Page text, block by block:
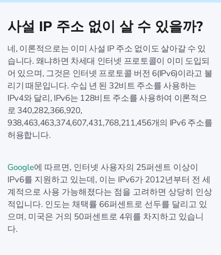
사설 IP 주소 없이 살 수 있을까?
네, 이론적으로는 이미 사설 IP 주소 없이도 살아갈 수 있
습니다. 왜냐하면 차세대 인터넷 프로토콜이 이미 도입되
어 있으며, 그것은 인터넷 프로토콜 버전 6(IPv6)이라고 불
리기 때문입니다. 수십 년 된 32비트 주소를 사용하는
IPv4와 달리, IPv6는 128비트 주소를 사용하여 이론적으
로 340,282,366,920,
938,463,463,374,607,431,768,211,456개의 IPv6 주소를
허용합니다.
Google에 따르면, 인터넷 사용자의 25퍼센트 이상이
IPv6를 지원하고 있는데, 이는 IPv6가 2012년부터 전 세
계적으로 사용 가능해졌다는 점을 고려하면 상당히 인상
적입니다. 인도는 채택률 66퍼센트로 선두를 달리고 있
으며, 미국은 거의 50퍼센트로 4위를 차지하고 있습니
다.